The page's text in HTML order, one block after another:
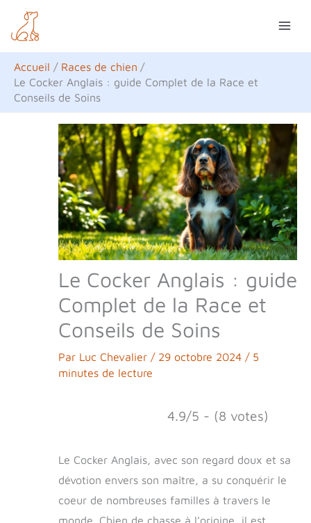
contenu
Accueil
Races de chien
Le Cocker Anglais : guide Complet de la Race et
Conseils de Soins
Le Cocker Anglais : guide
Complet de la Race et
Conseils de Soins
Par Luc Chevalier / 29 octobre 2024 / 5
minutes de lecture
4.9/5 - (8 votes)
Le Cocker Anglais, avec son regard doux et sa
dévotion envers son maître, a su conquérir le
coeur de nombreuses familles à travers le
monde. Chien de chasse à l’origine, il est
e
c
h
e